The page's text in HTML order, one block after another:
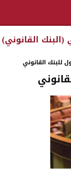
(البنك القانوني)
للبنك القانوني